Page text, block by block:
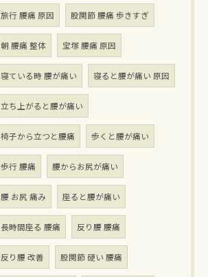
旅行 腰痛 原因 股関節 腰痛 歩きすぎ
朝 腰痛 整体 宝塚 腰痛 原因
寝ている時 腰が痛い 寝ると腰が痛い 原因
立ち上がると腰が痛い
椅子から立つと腰痛 歩くと腰が痛い
歩行 腰痛 腰からお尻が痛い
腰 お尻 痛み 座ると腰が痛い
長時間座る 腰痛 反り腰 腰痛
反り腰 改善 股関節 硬い 腰痛